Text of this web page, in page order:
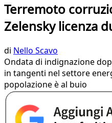
Terremoto
Zelensky licenza
di Nello Scavo
Ondata di indignazione
in tangenti nel settore
popolazione è al buio